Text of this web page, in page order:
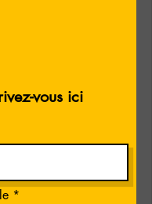
vous ici